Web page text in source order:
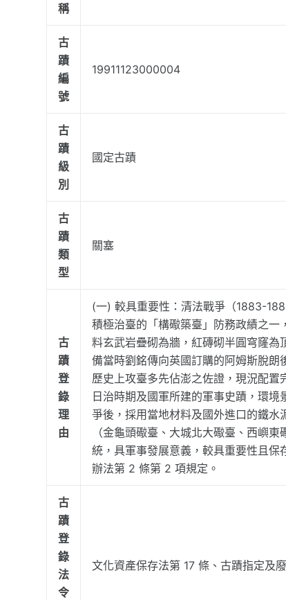
稱
古
蹟
編
號
19911123000004
古
蹟
級
別
國定古蹟
古
蹟
類
型
關塞
古
蹟
登
錄
理
由
(一) 較具重要性：清法戰爭（1883-
積極治臺的「構礮築臺」防務政績之
料玄武岩疊砌為牆，紅磚砌半圓穹窿
備當時劉銘傳向英國訂購的阿姆斯脫
歷史上攻臺多先佔澎之佐證，現況配置
日治時期及國軍所建的軍事史蹟，環
爭後，採用當地材料及國外進口的鐵
（金龜頭礮臺、大城北大礮臺、西嶼
統，具軍事發展意義，較具重要性且
辦法第 2 條第 2 項規定。
古
蹟
登
錄
法
令
文化資產保存法第 17 條、古蹟指定及